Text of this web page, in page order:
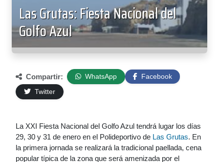
Las Grutas: Fiesta Nacional del
Golfo Azul
Compartir: WhatsApp
Facebook
Twitter
La XXI Fiesta Nacional del Golfo Azul tendrá lugar los días
29, 30 y 31 de enero en el Polideportivo de Las Grutas. En
la primera jornada se realizará la tradicional paellada, cena
popular típica de la zona que será amenizada por el